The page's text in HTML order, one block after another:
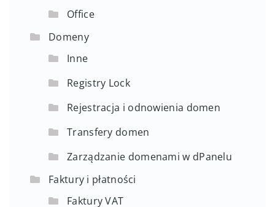
Office
Domeny
Inne
Registry Lock
Rejestracja i odnowienia domen
Transfery domen
Zarządzanie domenami w dPanelu
Faktury i płatności
Faktury VAT